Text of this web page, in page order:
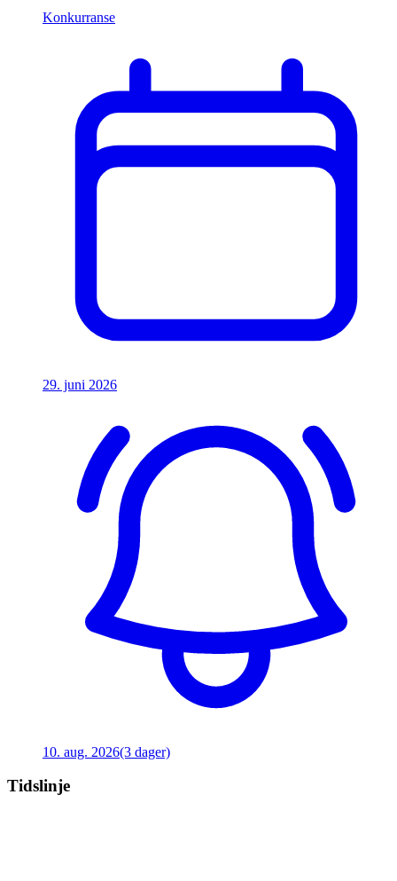
Konkurranse
29. juni 2026
10. aug. 2026(3 dager)
Tidslinje